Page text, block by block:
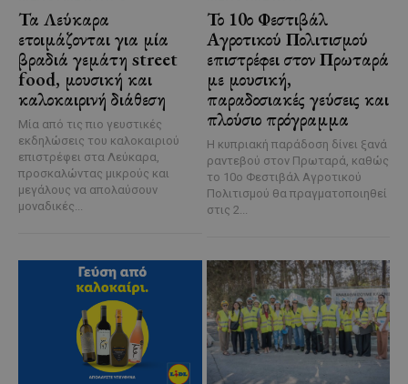
Τα Λεύκαρα
ετοιμάζονται για μία
βραδιά γεμάτη street
food, μουσική και
καλοκαιρινή διάθεση
Μία από τις πιο γευστικές
εκδηλώσεις του καλοκαιριού
επιστρέφει στα Λεύκαρα,
προσκαλώντας μικρούς και
μεγάλους να απολαύσουν
μοναδικές...
Το 10ο Φεστιβάλ
Αγροτικού Πολιτισμού
επιστρέφει στον Πρωταρά
με μουσική,
παραδοσιακές γεύσεις και
πλούσιο πρόγραμμα
Η κυπριακή παράδοση δίνει ξανά
ραντεβού στον Πρωταρά, καθώς
το 10ο Φεστιβάλ Αγροτικού
Πολιτισμού θα πραγματοποιηθεί
στις 2...